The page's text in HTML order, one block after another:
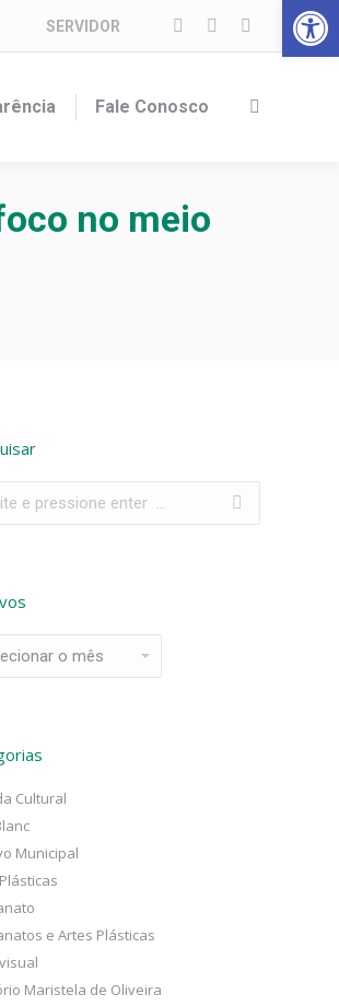
Barra de
SERVIDOR
Facebook
Instagram
opens
YouTube
opens
Fale Conosco Search:
no meio
Cultural
Municipal
e Artes Plásticas
Maristela de Oliveira